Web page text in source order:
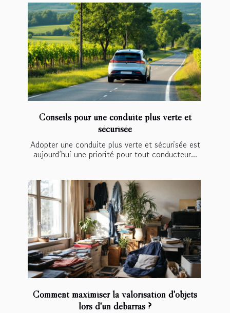
Conseils pour une conduite plus verte et
sécurisée
Adopter une conduite plus verte et sécurisée est
aujourd’hui une priorité pour tout conducteur...
Comment maximiser la valorisation d'objets
lors d'un débarras ?